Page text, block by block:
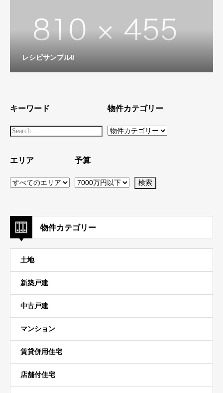
レシピサンプル8
キーワード 物件カテゴリー
エリア 予算
物件カテゴリー
土地
新築戸建
中古戸建
マンション
賃貸併用住宅
店舗付住宅